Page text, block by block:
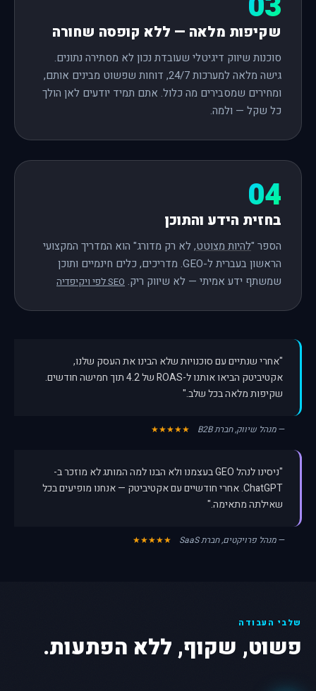
שקיפות מלאה — ללא קופסה שחורה
סוכנות שיווק דיגיטלי שעובדת נכון לא מסתירה נתונים.
גישה מלאה למערכות 24/7, דוחות שפשוט מבינים אותם,
ומחירים שמסבירים מה כלול. אתם תמיד יודעים לאן הולך
כל שקל — ולמה.
04
בחזית הידע והתוכן
הספר "להיות מצוטט, לא רק מדורג" הוא המדריך המקצועי
הראשון בעברית ל-GEO. מדריכים, כלים חינמיים ותוכן
שמשתף ידע אמיתי — לא שיווק ריק. SEO לפי ויקיפדיה
"אחרי שנתיים עם סוכנויות שלא הבינו את העסק שלנו,
אקטיביטק הביאו אותנו ל-ROAS של 4.2 תוך חמישה חודשים.
שקיפות מלאה בכל שלב."
—מנהל שיווק, חברת B2B ★★★★★
"ניסינו לנהל GEO בעצמנו ולא הבנו למה המותג לא מוזכר ב-
ChatGPT. אחרי חודשיים עם אקטיביטק — אנחנו מופיעים בכל
שאילתה מתאימה."
—מנהל פרויקטים, חברת SaaS ★★★★★
שלבי העבודה
פשוט, שקוף, ללא הפתעות.